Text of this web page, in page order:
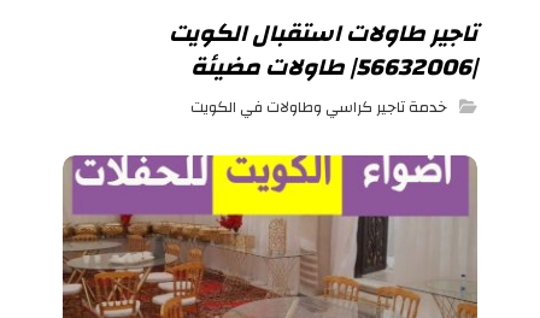
تاجير طاولات استقبال الكويت
|56632006| طاولات مضيئة
خدمة تاجير كراسي وطاولات في الكويت